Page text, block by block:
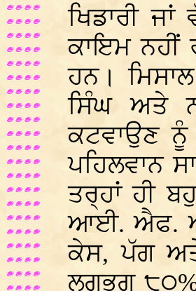
ਖਿਡਾਰੀ
ਕਾਇਮ ਨਹੀਂ
ਹਨ।
ਸਿੰਘ ਅਤੇ
ਕਟਵਾਉਣ ਨੂੰ
ਪਹਿਲਵਾਨ
ਤਰ੍ਹਾਂ ਹੀ
ਆਈ. ਐਫ.
ਕੇਸ, ਪੱਗ
ਲਗਭਗ